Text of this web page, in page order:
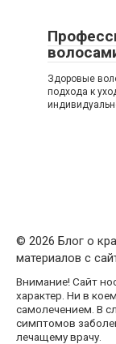
Здоровые
подхода к
© 2026 Блог о
материалов с
Внимание! Сайт
характер. Ни в
самолечением. В
симптомов
лечащему врачу.